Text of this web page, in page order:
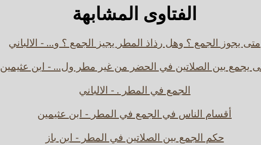
الفتاوى المشابهة
متى يجوز الجمع ؟ وهل رذاذ المطر يجيز الجمع ؟ و... - الالباني
يجمع بين الصلاتين في الحضر من غير مطر ول... - ابن عثيمين
الجمع في المطر . - الالباني
أقسام الناس في الجمع في المطر - ابن عثيمين
حكم الجمع بين الصلاتين في المطر - ابن باز